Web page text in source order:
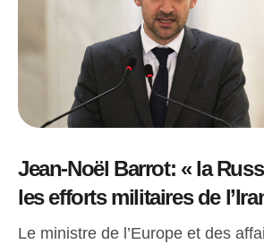
Jean-Noël Barrot: « la
les efforts militaires de
Le ministre de l’Europe et des